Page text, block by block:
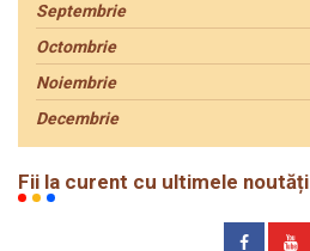
Septembrie
Octombrie
Noiembrie
Decembrie
Fii la curent cu ultimele noutăți